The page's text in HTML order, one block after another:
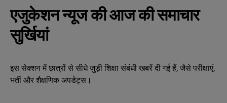
एजुकेशन न्यूज की आज की समाचार
सुर्खियां
इस सेक्शन में छात्रों से सीधे जुड़ी शिक्षा संबंधी खबरें दी गई हैं, जैसे परीक्षाएं,
भर्ती और शैक्षणिक अपडेट्स।